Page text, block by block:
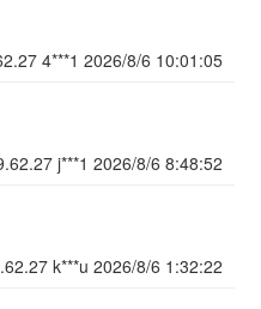
4***1 2026/8/6 10:01:05
j***1 2026/8/6 8:48:52
k***u 2026/8/6 1:32:22